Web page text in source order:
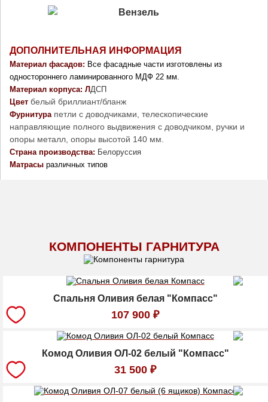
ДОПОЛНИТЕЛЬНАЯ ИНФОРМАЦИЯ
Материал фасадов: Все фасадные части изготовлены из
одностороннего ламинированного МДФ 22 мм.
Материал корпуса: ЛДСП
Цвет белый бриллиант/бланж
Фурнитура петли с доводчиками, телескопические
направляющие полного выдвижения с доводчиком, ручки и
опоры металл, опоры высотой 140 мм.
Страна производства: Белоруссия
Матрасы различных типов
КОМПОНЕНТЫ ГАРНИТУРА
Спальня Оливия белая "Компасс"
107 900 ₽
Комод Оливия ОЛ-02 белый "Компасс"
31 500 ₽